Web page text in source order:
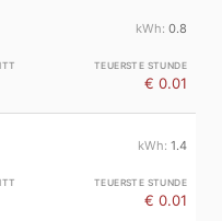
0.8
€ 0.01
1.4
€ 0.01